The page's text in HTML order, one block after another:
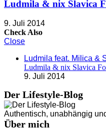
Ludmila & nix Slavica
9. Juli 2014
Check Also
Close
Ludmila feat. Milica &
Ludmila & nix Slavica
9. Juli 2014
Der Lifestyle-Blog
Authentisch, unabhängig
Über mich